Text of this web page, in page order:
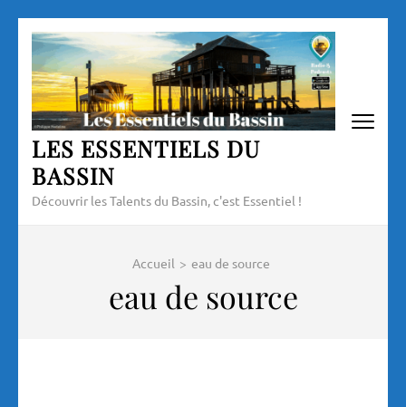
Aller
contenu
(Pressez
Entrée)
LES ESSENTIELS DU
BASSIN
Découvrir les Talents du Bassin, c'est Essentiel !
Accueil > eau de source
eau de source